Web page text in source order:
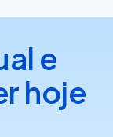
e
hoje